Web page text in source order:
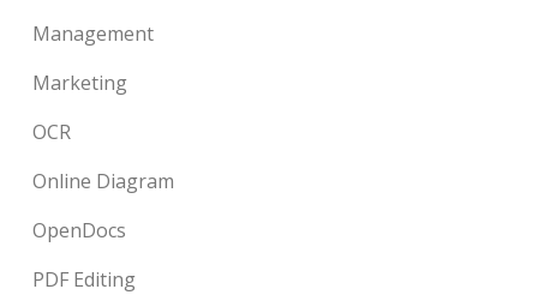
Management
Marketing
OCR
Online Diagram
OpenDocs
PDF Editing